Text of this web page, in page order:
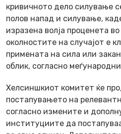
кривичното дело силување
полов напад и силување,
изразена волја проценета
околностите на случајот е
примената на сила или
облик, согласно
Хелсиншкиот комитет ќе
постапувањето на
согласно измените и
институциите да